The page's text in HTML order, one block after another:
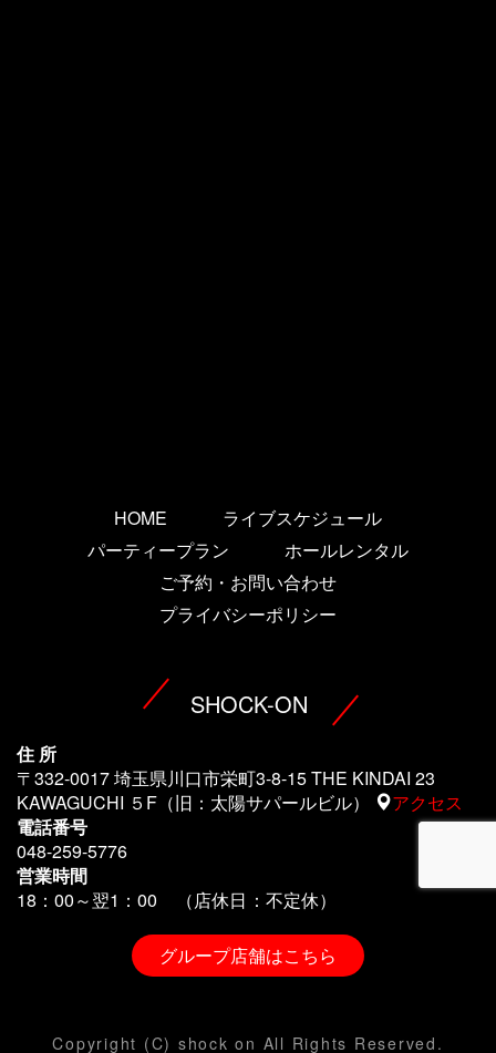
HOME
ライブスケジュール
パーティープラン
ホールレンタル
ご予約・お問い合わせ
プライバシーポリシー
SHOCK-ON
住 所
〒332-0017 埼玉県川口市栄町3-8-15 THE KINDAI 23
KAWAGUCHI ５F（旧：太陽サパールビル）
アクセス
電話番号
048-259-5776
営業時間
18：00～翌1 ：00 （店休日：不定休）
グループ店舗はこちら
Copyright (C) shock on All Rights Reserved.